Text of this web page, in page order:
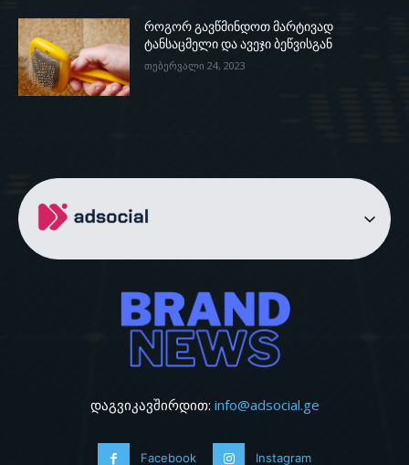
როგორ გავწმინდოთ მარტივად
ტანსაცმელი და ავეჯი ბეწვისგან
თებერვალი 24, 2023
დაგვიკავშირდით: info@adsocial.ge
Facebook Instagram